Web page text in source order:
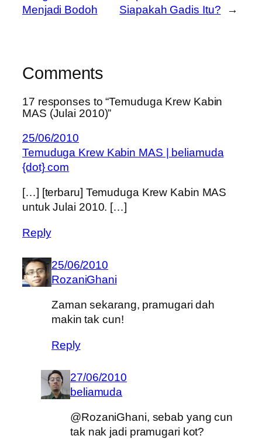
Menjadi Bodoh
Siapakah Gadis Itu?
→
Comments
17 responses to “Temuduga Krew Kabin
MAS (Julai 2010)”
25/06/2010
Temuduga Krew Kabin MAS | beliamuda
{dot} com
[…] [terbaru] Temuduga Krew Kabin MAS
untuk Julai 2010. […]
Reply
25/06/2010
RozaniGhani
Zaman sekarang, pramugari dah
makin tak cun!
Reply
27/06/2010
beliamuda
@RozaniGhani, sebab yang cun
tak nak jadi pramugari kot?